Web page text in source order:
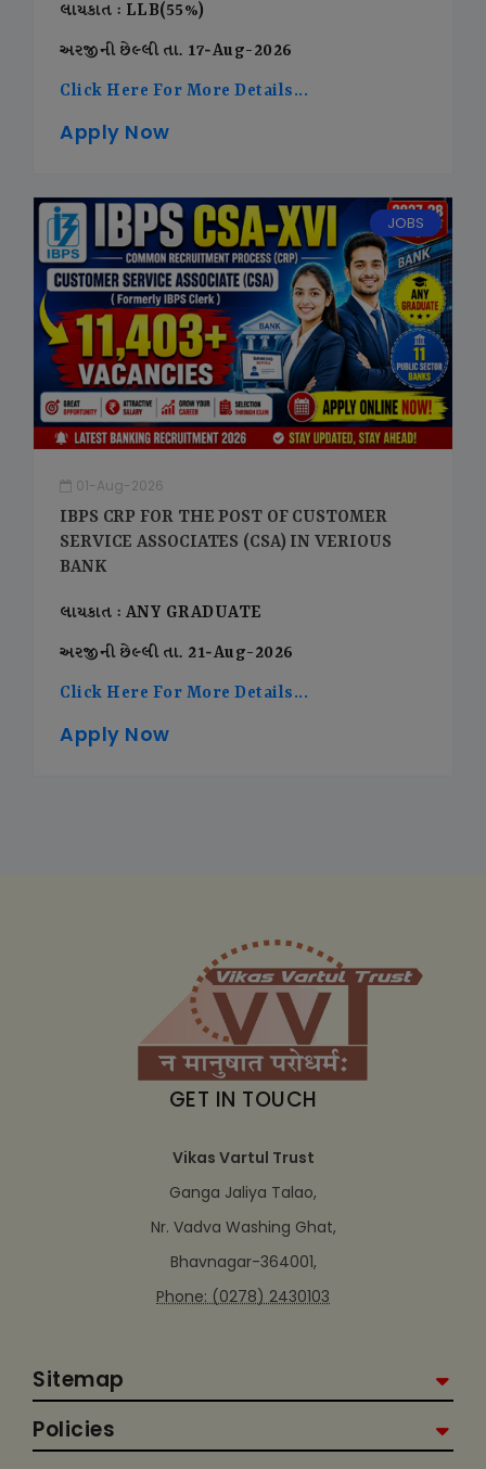
લાયકાત : LLB(55%)
અરજીની છેલ્લી તા. 17-Aug-2026
Click Here For More Details...
Apply Now
JOBS
01-Aug-2026
IBPS CRP FOR THE POST OF CUSTOMER
SERVICE ASSOCIATES (CSA) IN VERIOUS
BANK
લાયકાત : ANY GRADUATE
અરજીની છેલ્લી તા. 21-Aug-2026
Click Here For More Details...
Apply Now
GET IN TOUCH
Vikas Vartul Trust
Ganga Jaliya Talao,
Nr. Vadva Washing Ghat,
Bhavnagar-364001,
Phone: (0278) 2430103
Sitemap
Policies